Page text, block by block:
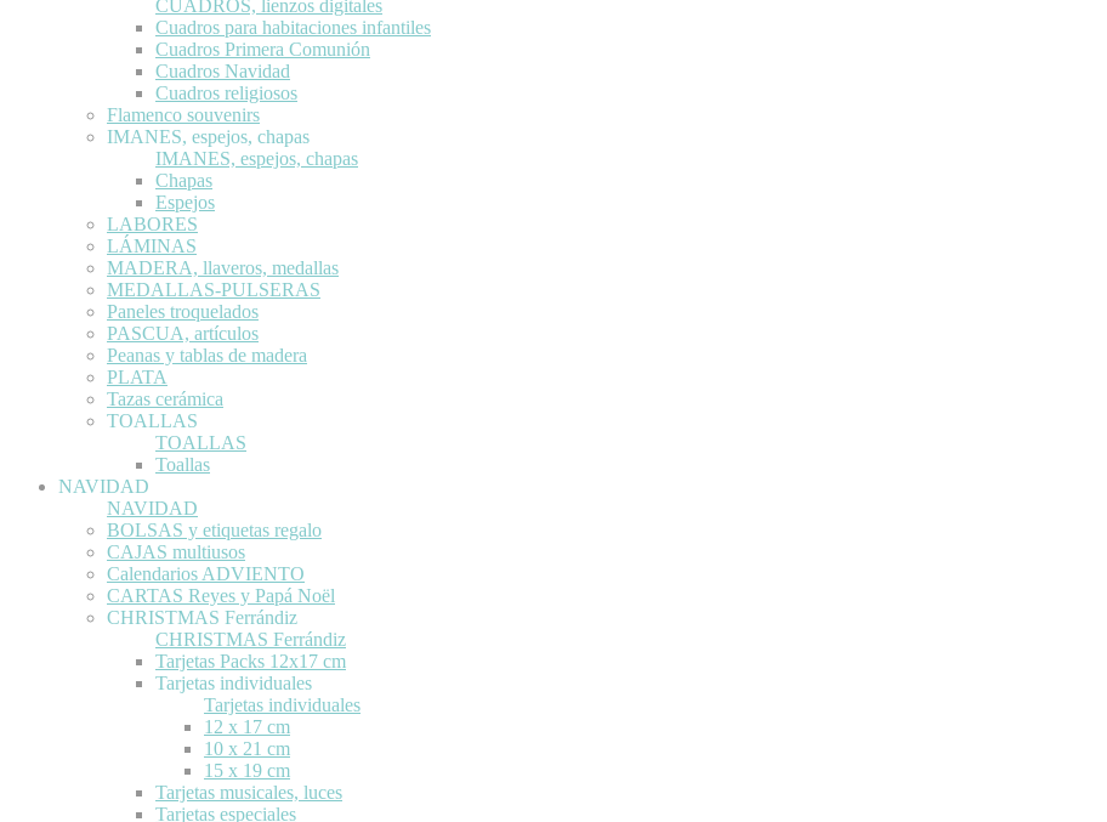
CUADROS, lienzos digitales
Cuadros para habitaciones infantiles
Cuadros Primera Comunión
Cuadros Navidad
Cuadros religiosos
Flamenco souvenirs
IMANES, espejos, chapas
IMANES, espejos, chapas
Chapas
Espejos
LABORES
LÁMINAS
MADERA, llaveros, medallas
MEDALLAS-PULSERAS
Paneles troquelados
PASCUA, artículos
Peanas y tablas de madera
PLATA
Tazas cerámica
TOALLAS
TOALLAS
Toallas
NAVIDAD
NAVIDAD
BOLSAS y etiquetas regalo
CAJAS multiusos
Calendarios ADVIENTO
CARTAS Reyes y Papá Noël
CHRISTMAS Ferrándiz
CHRISTMAS Ferrándiz
Tarjetas Packs 12x17 cm
Tarjetas individuales
Tarjetas individuales
12 x 17 cm
10 x 21 cm
15 x 19 cm
Tarjetas musicales, luces
Tarjetas especiales